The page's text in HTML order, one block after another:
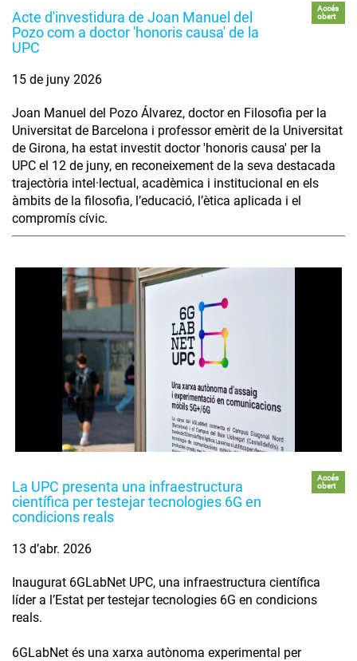
Acte d'investidura de Joan Manuel del
Pozo com a doctor 'honoris causa' de la
UPC
Accés
obert
15 de juny 2026
Joan Manuel del Pozo Álvarez, doctor en Filosofia per la
Universitat de Barcelona i professor emèrit de la Universitat
de Girona, ha estat investit doctor 'honoris causa' per la
UPC el 12 de juny, en reconeixement de la seva destacada
trajectòria intel·lectual, acadèmica i institucional en els
àmbits de la filosofia, l’educació, l’ètica aplicada i el
compromís cívic.
La UPC presenta una infraestructura
científica per testejar tecnologies 6G en
condicions reals
Accés
obert
13 d’abr. 2026
Inaugurat 6GLabNet UPC, una infraestructura científica
líder a l’Estat per testejar tecnologies 6G en condicions
reals.
6GLabNet és una xarxa autònoma experimental per